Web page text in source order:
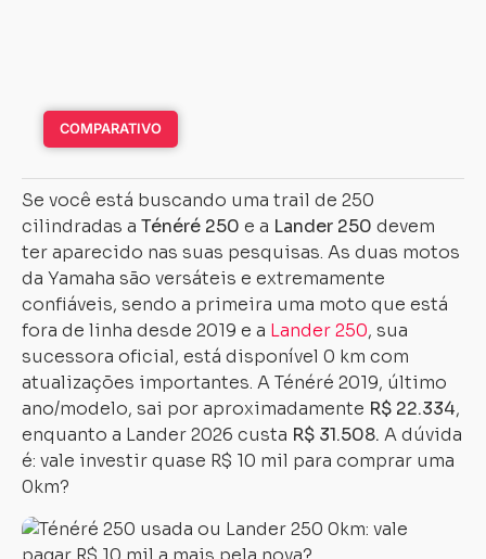
COMPARATIVO
Se você está buscando uma trail de 250
cilindradas a Ténéré 250 e a Lander 250 devem
ter aparecido nas suas pesquisas. As duas motos
da Yamaha são versáteis e extremamente
confiáveis, sendo a primeira uma moto que está
fora de linha desde 2019 e a Lander 250, sua
sucessora oficial, está disponível 0 km com
atualizações importantes. A Ténéré 2019, último
ano/modelo, sai por aproximadamente R$ 22.334,
enquanto a Lander 2026 custa R$ 31.508. A dúvida
é: vale investir quase R$ 10 mil para comprar uma
0km?